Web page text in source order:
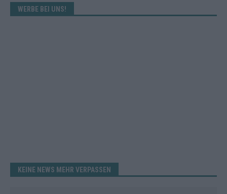
WERBE BEI UNS!
KEINE NEWS MEHR VERPASSEN